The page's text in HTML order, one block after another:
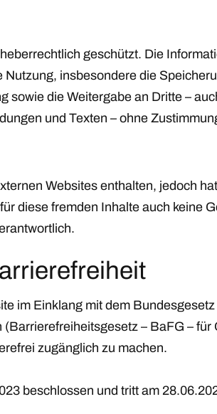
geschützt. Die
insbesondere die
sowie die Weitergabe an Dritte –
und Texten – ohne
Websites enthalten, jedoch
diese fremden Inhalte auch keine
im Einklang mit dem
– BaFG –
zugänglich zu machen.
beschlossen und tritt am